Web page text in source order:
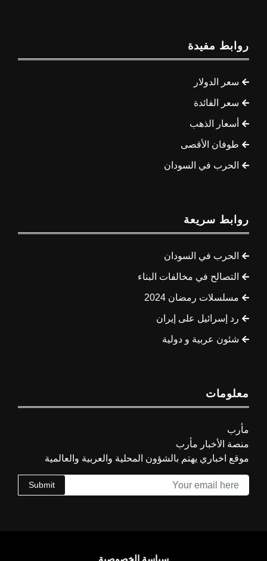
روابط مفيدة
سعر الدولار
سعر الفائدة
أسعار الذهب
طوفان الأقصى
الحرب في السودان
روابط سريعة
الحرب في السودان
التصالح في مخالفات البناء
مسلسلات رمضان 2024
رد إسرائيل على إيران
شئون عربية و دولية
معلومات
مأرب
منصة الأخبار مأرب
موقع اخباري يهتم بالشؤون المحلية والعربية والعالمية
Submit